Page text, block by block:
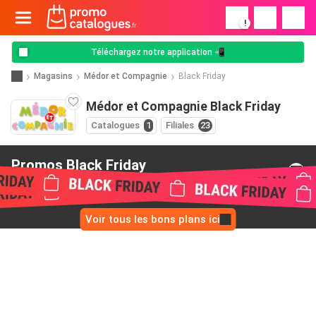
!
Téléchargez notre application 📲
Magasins Médor et Compagnie Black Friday
Médor et Compagnie Black Friday
Catalogues 1 Filiales 23
Promos Black Friday
de Médor et Compagnie
Voir tous les bons plans ici